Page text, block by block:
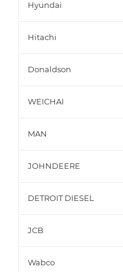
Hyundai
Hitachi
Donaldson
WEICHAI
MAN
JOHNDEERE
DETROIT DIESEL
JCB
Wabco